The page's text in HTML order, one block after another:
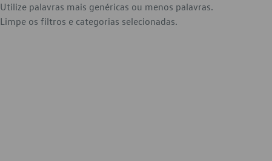
Utilize palavras mais genéricas ou menos palavras.
Limpe os filtros e categorias selecionadas.